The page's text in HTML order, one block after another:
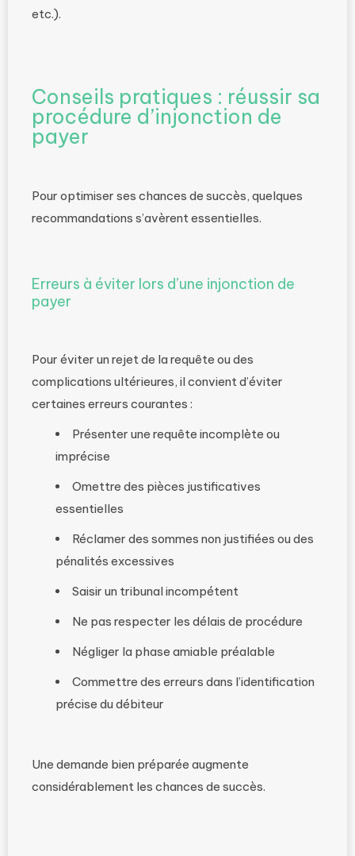
etc.).
Conseils pratiques : réussir sa
procédure d’injonction de
payer
Pour optimiser ses chances de succès, quelques
recommandations s’avèrent essentielles.
Erreurs à éviter lors d’une injonction de
payer
Pour éviter un rejet de la requête ou des
complications ultérieures, il convient d’éviter
certaines erreurs courantes :
Présenter une requête incomplète ou
imprécise
Omettre des pièces justificatives
essentielles
Réclamer des sommes non justifiées ou des
pénalités excessives
Saisir un tribunal incompétent
Ne pas respecter les délais de procédure
Négliger la phase amiable préalable
Commettre des erreurs dans l’identification
précise du débiteur
Une demande bien préparée augmente
considérablement les chances de succès.